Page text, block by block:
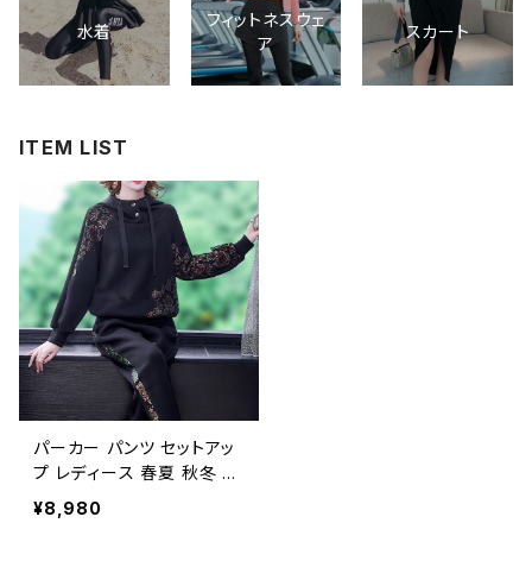
水着
フィットネスウェ
ア
スカート
ITEM LIST
パーカー パンツ セットアッ
プ レディース 春夏 秋冬 春
夏 秋 冬 2点セット 上下セ
ット ジャージ ダンスウェア
¥8,980